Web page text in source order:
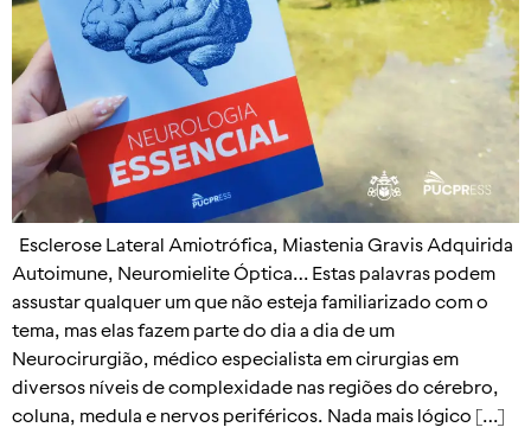
Esclerose Lateral Amiotrófica, Miastenia Gravis Adquirida
Autoimune, Neuromielite Óptica… Estas palavras podem
assustar qualquer um que não esteja familiarizado com o
tema, mas elas fazem parte do dia a dia de um
Neurocirurgião, médico especialista em cirurgias em
diversos níveis de complexidade nas regiões do cérebro,
coluna, medula e nervos periféricos. Nada mais lógico […]